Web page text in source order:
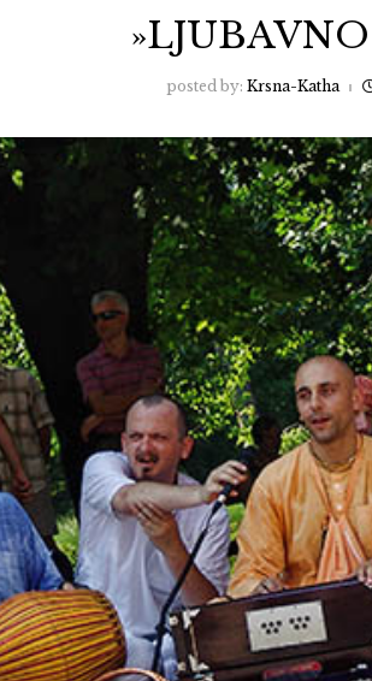
posted by: Krsna-Katha